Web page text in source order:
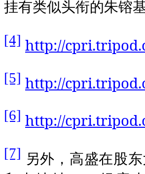
挂有类似头衔的朱镕
[4] http://
[5] http://
[6] http://
[7] 另外，高盛在股